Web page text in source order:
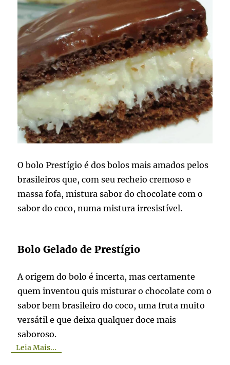
O bolo Prestígio é dos bolos mais amados pelos
brasileiros que, com seu recheio cremoso e
massa fofa, mistura sabor do chocolate com o
sabor do coco, numa mistura irresistível.
Bolo Gelado de Prestígio
A origem do bolo é incerta, mas certamente
quem inventou quis misturar o chocolate com o
sabor bem brasileiro do coco, uma fruta muito
versátil e que deixa qualquer doce mais
saboroso.
Leia Mais...